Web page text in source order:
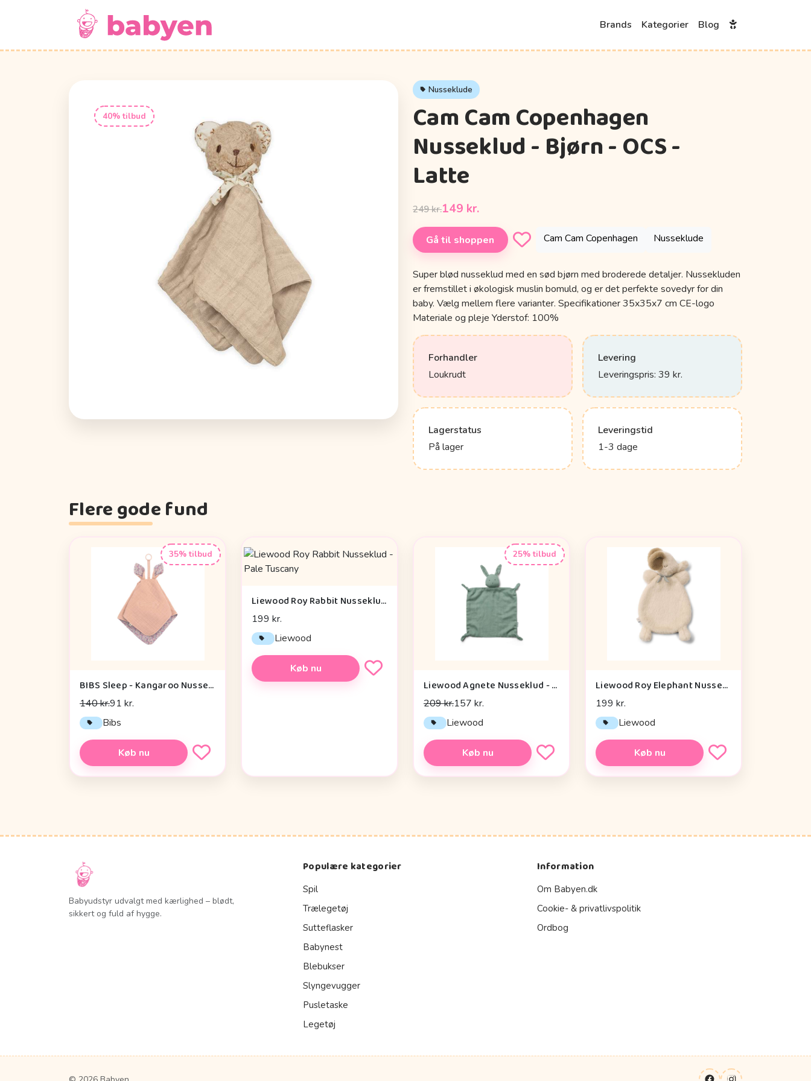
Brands Kategorier Blog
40% tilbud
Nusseklude
Cam Cam Copenhagen
Nusseklud - Bjørn - OCS -
Latte
249 kr.149 kr.
Gå til shoppen Cam Cam Copenhagen Nusseklude
Super blød nusseklud med en sød bjørn med broderede detaljer. Nussekluden
er fremstillet i økologisk muslin bomuld, og er det perfekte sovedyr for din
baby. Vælg mellem flere varianter. Specifikationer 35x35x7 cm CE-logo
Materiale og pleje Yderstof: 100%
Forhandler
Loukrudt
Levering
Leveringspris: 39 kr.
Lagerstatus
På lager
Leveringstid
1-3 dage
Flere gode fund
35% tilbud
BIBS Sleep - Kangaroo Nusseklud - Eloise/Blush
140 kr.91 kr.
Bibs
Køb nu
Liewood Roy Rabbit Nusseklud - Pale Tuscany
199 kr.
Liewood
Køb nu
25% tilbud
Liewood Agnete Nusseklud - Rabbit/Peppermint
209 kr.157 kr.
Liewood
Køb nu
Liewood Roy Elephant Nusseklud - Mist
199 kr.
Liewood
Køb nu
Babyudstyr udvalgt med kærlighed – blødt,
sikkert og fuld af hygge.
Populære kategorier
Spil
Trælegetøj
Sutteflasker
Babynest
Blebukser
Slyngevugger
Pusletaske
Legetøj
Information
Om Babyen.dk
Cookie- & privatlivspolitik
Ordbog